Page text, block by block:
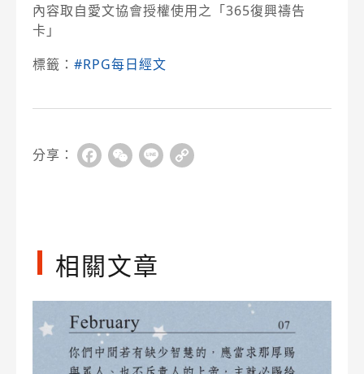
內容取自愛文協會授權使用之「365復興禱告
卡」
標籤： #RPG每日經文
分享： FacebookWeChat
Line
相關文章